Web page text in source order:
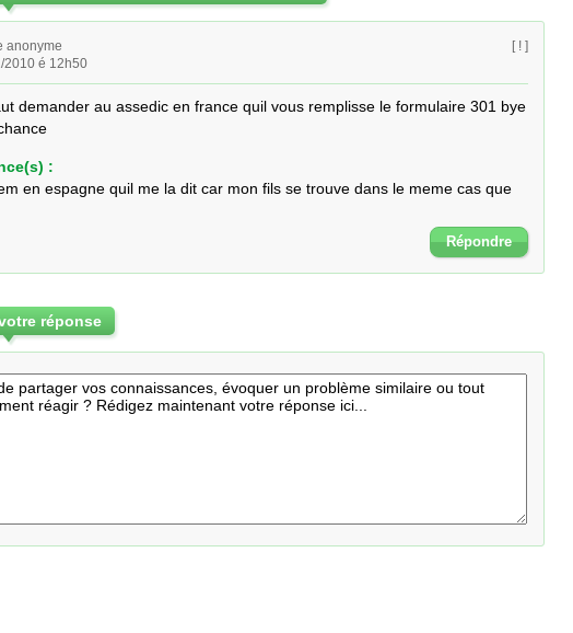
anonyme
2010 é 12h50
[ ! ]
demander au assedic en france quil vous remplisse le formulaire 301 bye
:
en espagne quil me la dit car mon fils se trouve dans le meme cas que
Répondre
réponse